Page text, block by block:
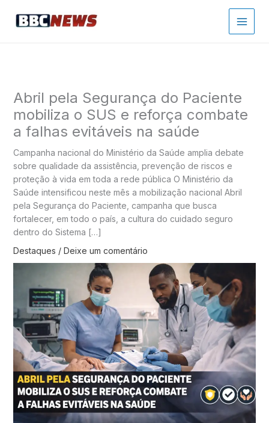
para
Abril pela Segurança do Paciente
mobiliza o SUS e reforça combate
a falhas evitáveis na saúde
Campanha nacional do Ministério da Saúde amplia debate
sobre qualidade da assistência, prevenção de riscos e
proteção à vida em toda a rede pública O Ministério da
Saúde intensificou neste mês a mobilização nacional Abril
pela Segurança do Paciente, campanha que busca
fortalecer, em todo o país, a cultura do cuidado seguro
dentro do Sistema […]
Destaques / Deixe um comentário